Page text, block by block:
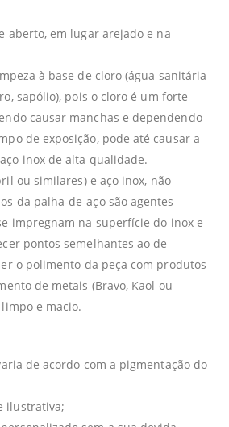
aberto, em lugar arejado e na
à base de cloro (água sanitária
sapólio), pois o cloro é um forte
causar manchas e dependendo
de exposição, pode até causar a
inox de alta qualidade.
ou similares) e aço inox, não
da palha-de-aço são agentes
impregnam na superfície do inox e
pontos semelhantes ao de
o polimento da peça com produtos
de metais (Bravo, Kaol ou
e macio.
de acordo com a pigmentação do
ilustrativa;